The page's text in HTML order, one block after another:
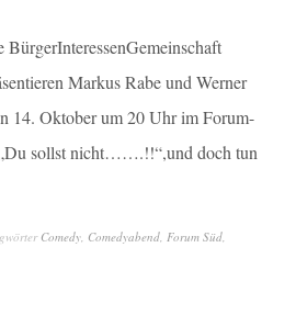
Markus Rabe und Werner
14. Oktober um 20 Uhr im Forum-
sollst nicht…….!!“,und doch tun
Comedy Comedyabend Forum Süd